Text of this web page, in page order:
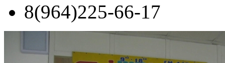
8(964)225-66-17